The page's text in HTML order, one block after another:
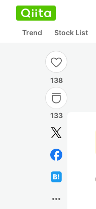
Trend Stock List
138
133
more_horiz